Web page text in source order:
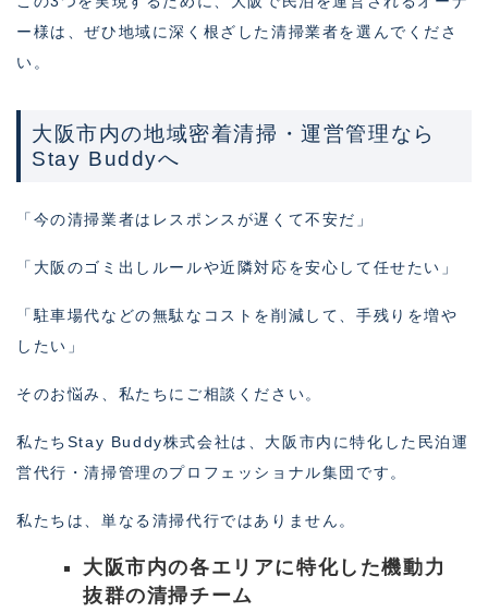
ー様は、ぜひ地域に深く根ざした清掃業者を選んでくださ
い。
大阪市内の地域密着清掃・運営管理なら
Stay Buddyへ
「今の清掃業者はレスポンスが遅くて不安だ」
「大阪のゴミ出しルールや近隣対応を安心して任せたい」
「駐車場代などの無駄なコストを削減して、手残りを増や
したい」
そのお悩み、私たちにご相談ください。
私たちStay Buddy株式会社は、大阪市内に特化した民泊運
営代行・清掃管理のプロフェッショナル集団です。
私たちは、単なる清掃代行ではありません。
大阪市内の各エリアに特化した機動力
抜群の清掃チーム